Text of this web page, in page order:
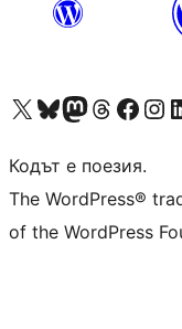
Visit our X (formerly Twitter) account
Visit our Bluesky account
Visit our Mastodon account
Visit our Threads
Посетете нашата
Кодът е поезия.
The WordPress®
of the WordPress